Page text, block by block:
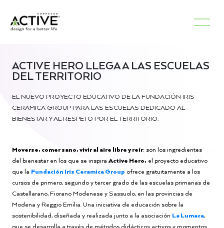
ACTIVE HERO LLEGA A LAS ESCUELAS
DEL TERRITORIO
EL NUEVO PROYECTO EDUCATIVO DE LA FUNDACIÓN IRIS
CERAMICA GROUP PARA LAS ESCUELAS DEDICADO AL
BIENESTAR Y AL RESPETO POR EL TERRITORIO.
Moverse, comer sano, vivir al aire libre y reír: son los ingredientes
del bienestar en los que se inspira Active Hero, el proyecto educativo
que la Fundación Iris Ceramica Group ofrece gratuitamente a los
cursos de primero, segundo y tercer grado de las escuelas primarias de
Castellarano, Fiorano Modenese y Sassuolo, en las provincias de
Modena y Reggio Emilia. Una iniciativa de educación sobre la
sostenibilidad, diseñada y realizada junto a la asociación La Lumaca,
que se desarrolla a través de métodos didácticos activos y momentos